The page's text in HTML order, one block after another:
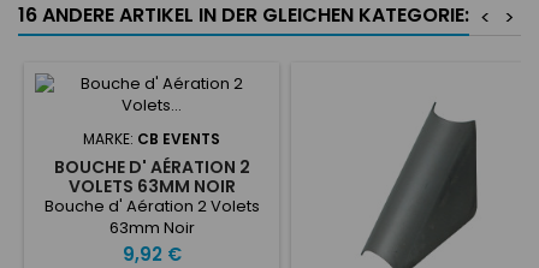
16 ANDERE ARTIKEL IN DER GLEICHEN KATEGORIE: >
<
MARKE: CB EVENTS
BOUCHE D' AÉRATION 2
VOLETS 63MM NOIR
Bouche d' Aération 2 Volets
63mm Noir
Preis
9,92 €